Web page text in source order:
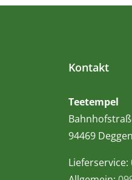
Kontakt
Teetempel
94469
Lieferservice: